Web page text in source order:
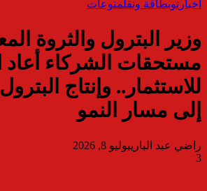
أخبار توبطاقة ونقلمنوعات
وزير البترول والثروة
مستحقات الشركاء أعاد
للاستثمار.. وإنتاج
إلى مسار النمو
راضي عبد البارييوليو 8, 2026
3